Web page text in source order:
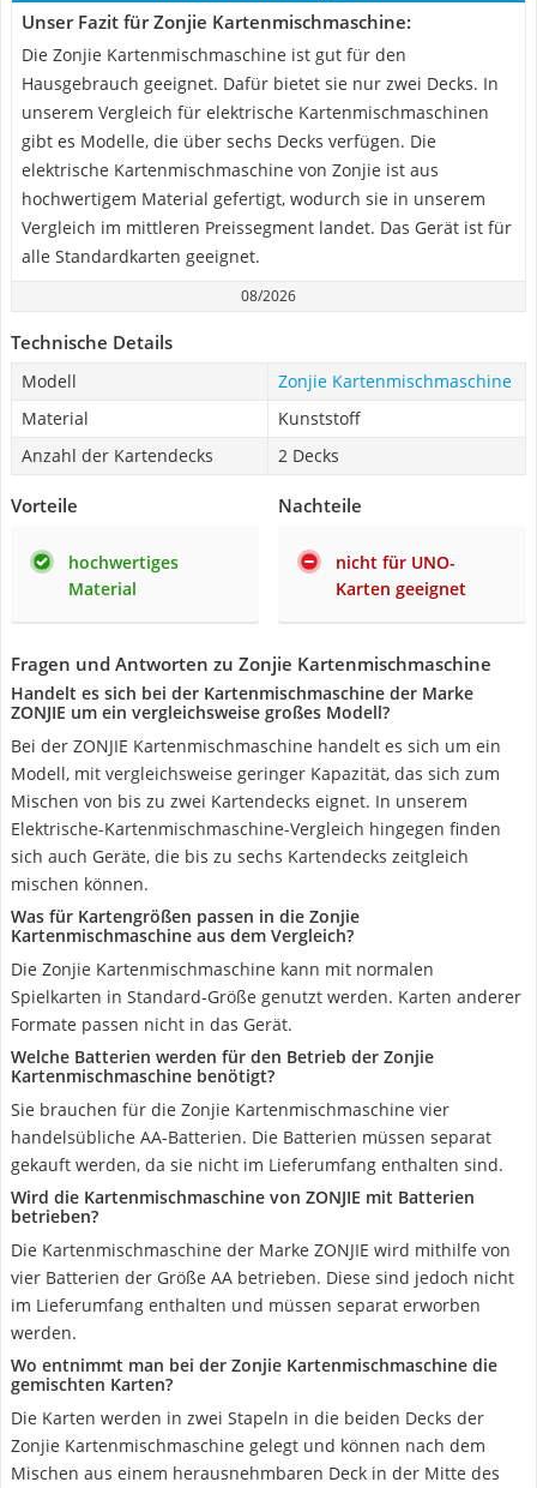
Unser Fazit für Zonjie Kartenmischmaschine:
Die Zonjie Kartenmischmaschine ist gut für den
Hausgebrauch geeignet. Dafür bietet sie nur zwei Decks. In
unserem Vergleich für elektrische Kartenmischmaschinen
gibt es Modelle, die über sechs Decks verfügen. Die
elektrische Kartenmischmaschine von Zonjie ist aus
hochwertigem Material gefertigt, wodurch sie in unserem
Vergleich im mittleren Preissegment landet. Das Gerät ist für
alle Standardkarten geeignet.
08/2026
Technische Details
Modell
Zonjie Kartenmischmaschine
Material
Kunststoff
Anzahl der Kartendecks
2 Decks
Vorteile
hochwertiges
Material
Nachteile
nicht für UNO-
Karten geeignet
Fragen und Antworten zu Zonjie Kartenmischmaschine
Handelt es sich bei der Kartenmischmaschine der Marke
ZONJIE um ein vergleichsweise großes Modell?
Bei der ZONJIE Kartenmischmaschine handelt es sich um ein
Modell, mit vergleichsweise geringer Kapazität, das sich zum
Mischen von bis zu zwei Kartendecks eignet. In unserem
Elektrische-Kartenmischmaschine-Vergleich hingegen finden
sich auch Geräte, die bis zu sechs Kartendecks zeitgleich
mischen können.
Was für Kartengrößen passen in die Zonjie
Kartenmischmaschine aus dem Vergleich?
Die Zonjie Kartenmischmaschine kann mit normalen
Spielkarten in Standard-Größe genutzt werden. Karten anderer
Formate passen nicht in das Gerät.
Welche Batterien werden für den Betrieb der Zonjie
Kartenmischmaschine benötigt?
Sie brauchen für die Zonjie Kartenmischmaschine vier
handelsübliche AA-Batterien. Die Batterien müssen separat
gekauft werden, da sie nicht im Lieferumfang enthalten sind.
Wird die Kartenmischmaschine von ZONJIE mit Batterien
betrieben?
Die Kartenmischmaschine der Marke ZONJIE wird mithilfe von
vier Batterien der Größe AA betrieben. Diese sind jedoch nicht
im Lieferumfang enthalten und müssen separat erworben
werden.
Wo entnimmt man bei der Zonjie Kartenmischmaschine die
gemischten Karten?
Die Karten werden in zwei Stapeln in die beiden Decks der
Zonjie Kartenmischmaschine gelegt und können nach dem
Mischen aus einem herausnehmbaren Deck in der Mitte des